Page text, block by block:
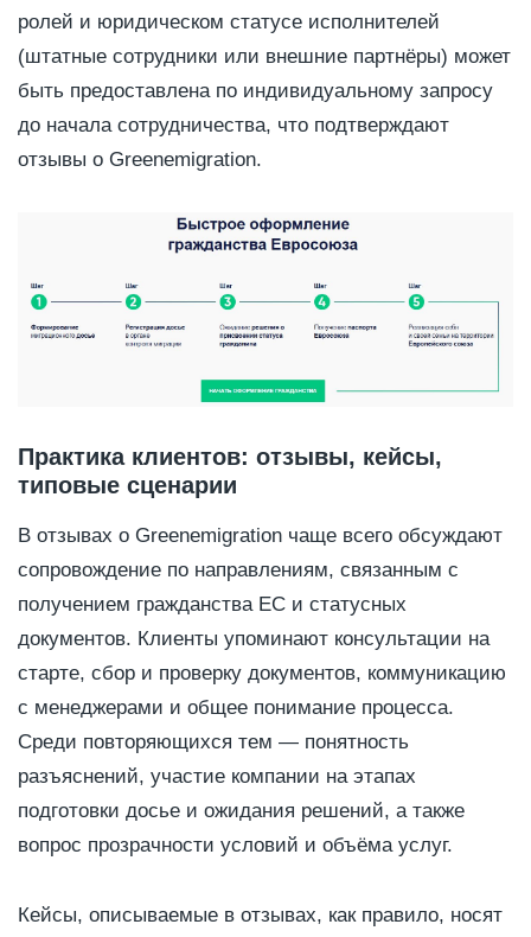
ролей и юридическом статусе исполнителей
(штатные сотрудники или внешние партнёры) может
быть предоставлена по индивидуальному запросу
до начала сотрудничества, что подтверждают
отзывы о Greenemigration.
Практика клиентов: отзывы, кейсы,
типовые сценарии
В отзывах о Greenemigration чаще всего обсуждают
сопровождение по направлениям, связанным с
получением гражданства ЕС и статусных
документов. Клиенты упоминают консультации на
старте, сбор и проверку документов, коммуникацию
с менеджерами и общее понимание процесса.
Среди повторяющихся тем — понятность
разъяснений, участие компании на этапах
подготовки досье и ожидания решений, а также
вопрос прозрачности условий и объёма услуг.
Кейсы, описываемые в отзывах, как правило, носят